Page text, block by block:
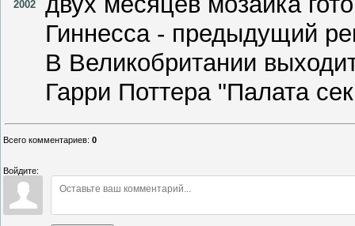
2002
Гиннесса - предыдущий
В Великобритании
Гарри Поттера "Палата
Всего комментариев: 0
Войдите: